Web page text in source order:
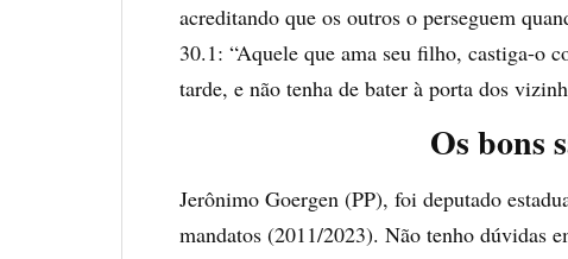
acreditando que os outros o perseguem
30.1: “Aquele que ama seu filho, castiga-o
tarde, e não tenha de bater à porta dos
Os bons
Jerônimo Goergen (PP), foi deputado
mandatos (2011/2023). Não tenho dúvidas